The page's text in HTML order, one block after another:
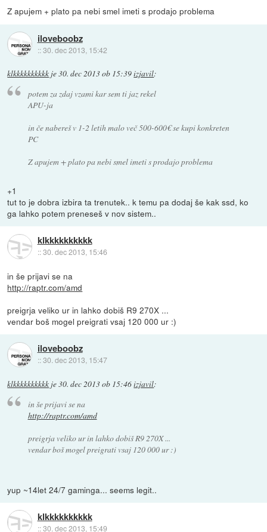
Z apujem + plato pa nebi smel imeti s prodajo problema
iloveboobz
::30. dec 2013, 15:42
klkkkkkkkkkk je30. dec 2013 ob 15:39izjavil:
potem za zdaj vzami kar sem ti jaz rekel
APU-ja
in če nabereš v 1-2 letih malo več 500-600€ se kupi konkreten
PC
Z apujem + plato pa nebi smel imeti s prodajo problema
+1
tut to je dobra izbira ta trenutek.. k temu pa dodaj še kak ssd, ko
ga lahko potem preneseš v nov sistem..
klkkkkkkkkkk
::30. dec 2013, 15:46
in še prijavi se na
http://raptr.com/amd
preigrja veliko ur in lahko dobiš R9 270X ...
vendar boš mogel preigrati vsaj 120 000 ur :)
iloveboobz
::30. dec 2013, 15:47
klkkkkkkkkkk je30. dec 2013 ob 15:46izjavil:
in še prijavi se na
http://raptr.com/amd
preigrja veliko ur in lahko dobiš R9 270X ...
vendar boš mogel preigrati vsaj 120 000 ur :)
yup ~14let 24/7 gaminga... seems legit..
klkkkkkkkkkk
::30. dec 2013, 15:49